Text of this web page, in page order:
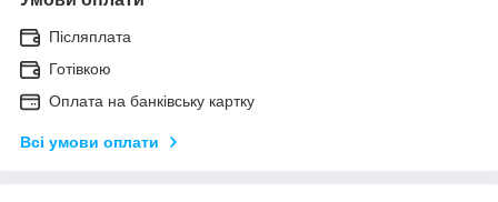
Післяплата
Готівкою
Оплата на банківську картку
Всі умови оплати